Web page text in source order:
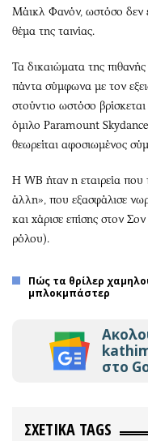
Μάικλ Φανόν, ωστόσο δεν
θέμα της ταινίας.
Τα δικαιώματα της
πάντα σύμφωνα με τον
στούντιο ωστόσο
όμιλο Paramount Skydance
θεωρείται αφοσιωμένος
Η WB ήταν η εταιρεία
άλλη», που εξασφάλισε
και χάρισε επίσης στον
ρόλου).
Πώς τα θρίλερ
μπλοκμπάστερ
στο
ΣΧΕΤΙΚΑ TAGS